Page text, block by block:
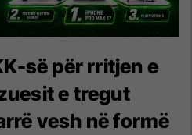
së për rritjen e
e tregut
vesh në formë